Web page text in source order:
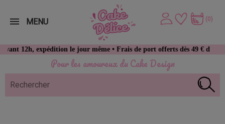
Pour les amoureux du Cake Design
expédition le jour même • Frais de port offerts dès 49 € d’achat
(0)
MENU